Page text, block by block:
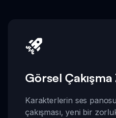
Görsel
Karakterlerin ses
çakışması, yeni bir